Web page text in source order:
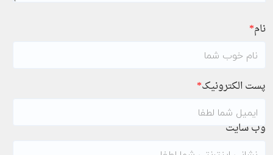
نام*
پست الکترونیک*
وب سایت